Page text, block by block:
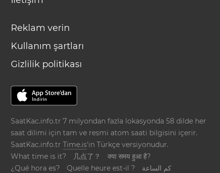
Reklam verin
Kullanım şartları
Gizlilik politikası
SaatKac.info.tr 7 milyondan fazla lokasyonda 58 dilde her
saat dilimi için tam ve resmi atom saati bilgisini içerir.
SaatKac.info.trTime.is'in Türkçe versiyonudur.
What time is it?
几点了？
क्या समय हुआ है?
¿Qué hora es?
Quelle heure est-il ?
كم الساعة